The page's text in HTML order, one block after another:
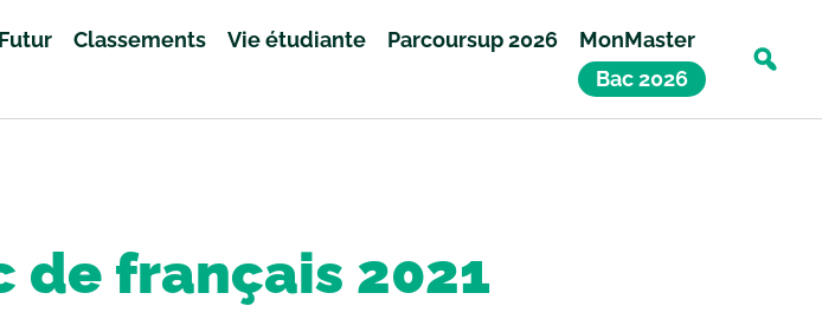
Classements Vie étudiante Parcoursup 2026
MonMaster
Bac 2026
de français 2021